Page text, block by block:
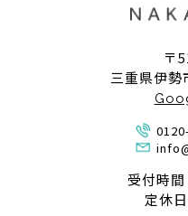
〒
三重県伊
受付時
定休